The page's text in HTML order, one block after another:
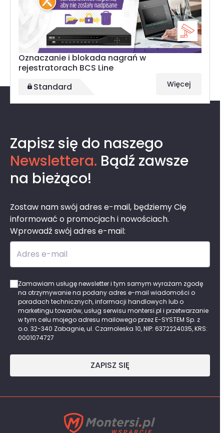
Oznaczanie i blokada nagrań w
rejestratorach BCS Line
Standard
Więcej
Zapisz się do naszego
Newslettera. Bądź zawsze
na bieżąco!
Zostaw nam swój adres e-mail, będziemy Cię
informować o promocjach i nowościach.
Wprowadź swój adres e-mail:
Adres e-mail
Zamawiam usługę newsletter i tym samym wyrażam zgodę
na otrzymywanie na podany adres e-mail wiadomości o
poradach technicznych, informacji handlowych lub o
marketingu towarów, usług serwisu montersi.pl i przetwarzanie
w tym celu mojego adresu mailowego przez E-SYSTEM Sp. z
o.o. 32-340 Zabagnie, ul. Czarnoleska 10, NIP: 6372224035, KRS:
0001074727
ZAPISZ SIĘ